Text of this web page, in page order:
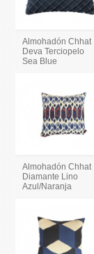
Almohadón Chhat
Deva Terciopelo
Sea Blue
Almohadón Chhat
Diamante Lino
Azul/Naranja